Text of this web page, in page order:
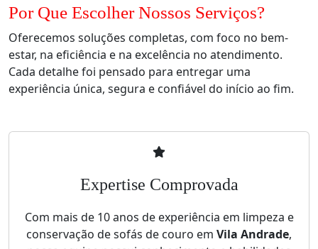
Por Que Escolher Nossos Serviços?
Oferecemos soluções completas, com foco no bem-
estar, na eficiência e na excelência no atendimento.
Cada detalhe foi pensado para entregar uma
experiência única, segura e confiável do início ao fim.
Expertise Comprovada
Com mais de 10 anos de experiência em limpeza e
conservação de sofás de couro em Vila Andrade,